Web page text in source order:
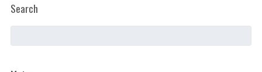
Search